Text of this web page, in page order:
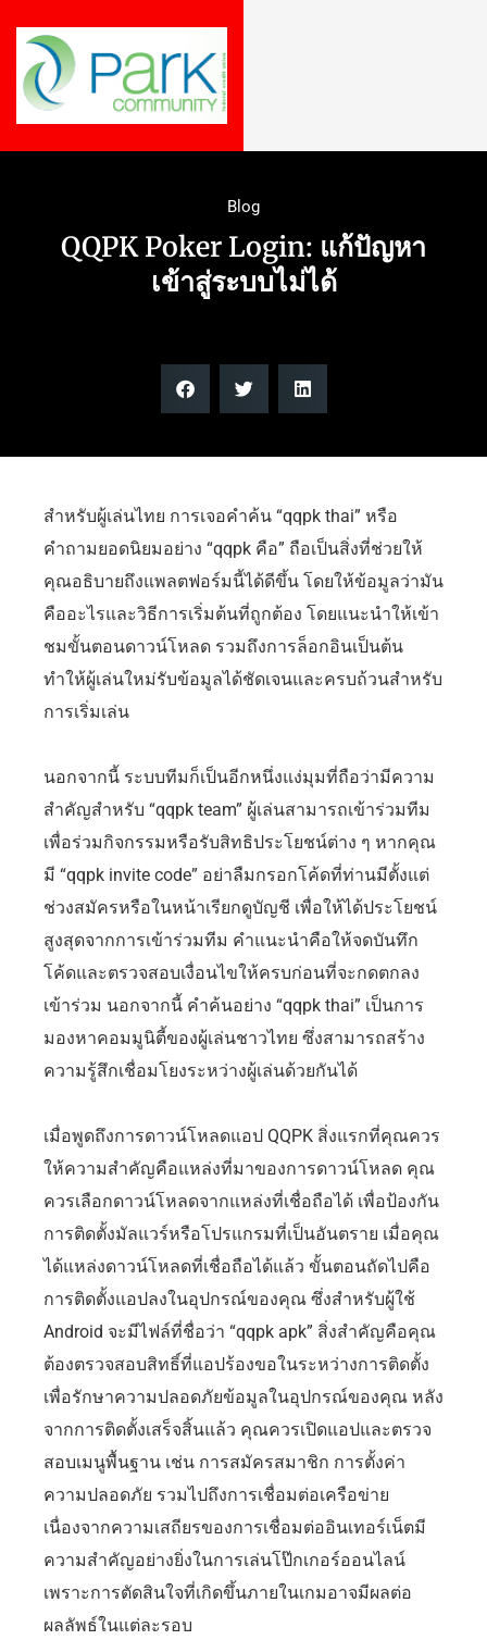
Blog
QQPK Poker Login: แก้ปัญหา
เข้าสู่ระบบไม่ได้
สำหรับผู้เล่นไทย การเจอคำค้น “qqpk thai” หรือ
คำถามยอดนิยมอย่าง “qqpk คือ” ถือเป็นสิ่งที่ช่วยให้
คุณอธิบายถึงแพลตฟอร์มนี้ได้ดีขึ้น โดยให้ข้อมูลว่ามัน
คืออะไรและวิธีการเริ่มต้นที่ถูกต้อง โดยแนะนำให้เข้า
ชมขั้นตอนดาวน์โหลด รวมถึงการล็อกอินเป็นต้น
ทำให้ผู้เล่นใหม่รับข้อมูลได้ชัดเจนและครบถ้วนสำหรับ
การเริ่มเล่น
นอกจากนี้ ระบบทีมก็เป็นอีกหนึ่งแง่มุมที่ถือว่ามีความ
สำคัญสำหรับ “qqpk team” ผู้เล่นสามารถเข้าร่วมทีม
เพื่อร่วมกิจกรรมหรือรับสิทธิประโยชน์ต่าง ๆ หากคุณ
มี “qqpk invite code” อย่าลืมกรอกโค้ดที่ท่านมีตั้งแต่
ช่วงสมัครหรือในหน้าเรียกดูบัญชี เพื่อให้ได้ประโยชน์
สูงสุดจากการเข้าร่วมทีม คำแนะนำคือให้จดบันทึก
โค้ดและตรวจสอบเงื่อนไขให้ครบก่อนที่จะกดตกลง
เข้าร่วม นอกจากนี้ คำค้นอย่าง “qqpk thai” เป็นการ
มองหาคอมมูนิตี้ของผู้เล่นชาวไทย ซึ่งสามารถสร้าง
ความรู้สึกเชื่อมโยงระหว่างผู้เล่นด้วยกันได้
เมื่อพูดถึงการดาวน์โหลดแอป QQPK สิ่งแรกที่คุณควร
ให้ความสำคัญคือแหล่งที่มาของการดาวน์โหลด คุณ
ควรเลือกดาวน์โหลดจากแหล่งที่เชื่อถือได้ เพื่อป้องกัน
การติดตั้งมัลแวร์หรือโปรแกรมที่เป็นอันตราย เมื่อคุณ
ได้แหล่งดาวน์โหลดที่เชื่อถือได้แล้ว ขั้นตอนถัดไปคือ
การติดตั้งแอปลงในอุปกรณ์ของคุณ ซึ่งสำหรับผู้ใช้
Android จะมีไฟล์ที่ชื่อว่า “qqpk apk” สิ่งสำคัญคือคุณ
ต้องตรวจสอบสิทธิ์ที่แอปร้องขอในระหว่างการติดตั้ง
เพื่อรักษาความปลอดภัยข้อมูลในอุปกรณ์ของคุณ หลัง
จากการติดตั้งเสร็จสิ้นแล้ว คุณควรเปิดแอปและตรวจ
สอบเมนูพื้นฐาน เช่น การสมัครสมาชิก การตั้งค่า
ความปลอดภัย รวมไปถึงการเชื่อมต่อเครือข่าย
เนื่องจากความเสถียรของการเชื่อมต่ออินเทอร์เน็ตมี
ความสำคัญอย่างยิ่งในการเล่นโป๊กเกอร์ออนไลน์
เพราะการตัดสินใจที่เกิดขึ้นภายในเกมอาจมีผลต่อ
ผลลัพธ์ในแต่ละรอบ